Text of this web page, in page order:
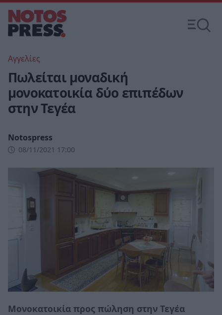
Αγγελίες
Πωλείται μοναδική
μονοκατοικία δύο επιπέδων
στην Τεγέα
Notospress
08/11/2021 17:00
Μονοκατοικία προς πώληση στην Τεγέα